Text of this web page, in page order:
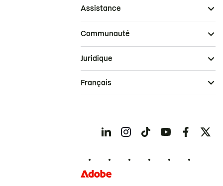
Assistance
Communauté
Juridique
Français